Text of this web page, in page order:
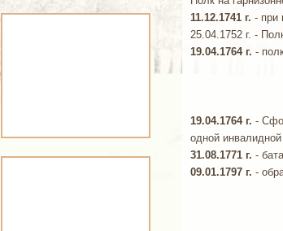
11.12.1741 г. - при
25.04.1752 г. -
19.04.1764 г. -
19.04.1764 г. -
одной
31.08.1771 г. -
09.01.1797 г. -